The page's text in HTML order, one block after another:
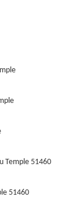
Temple 51460
51460